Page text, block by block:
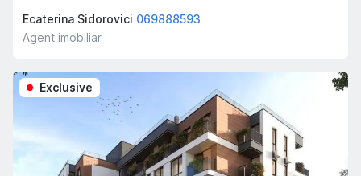
Ecaterina Sidorovici 069888593
Agent imobiliar
Exclusive